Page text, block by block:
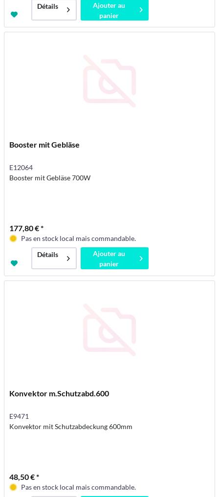
Détails
Ajouter au
panier
Booster mit Gebläse
E12064
Booster mit Gebläse 700W
177,80 € *
Pas en stock local mais commandable.
Détails
Ajouter au
panier
Konvektor m.Schutzabd.600
E9471
Konvektor mit Schutzabdeckung 600mm
48,50 € *
Pas en stock local mais commandable.